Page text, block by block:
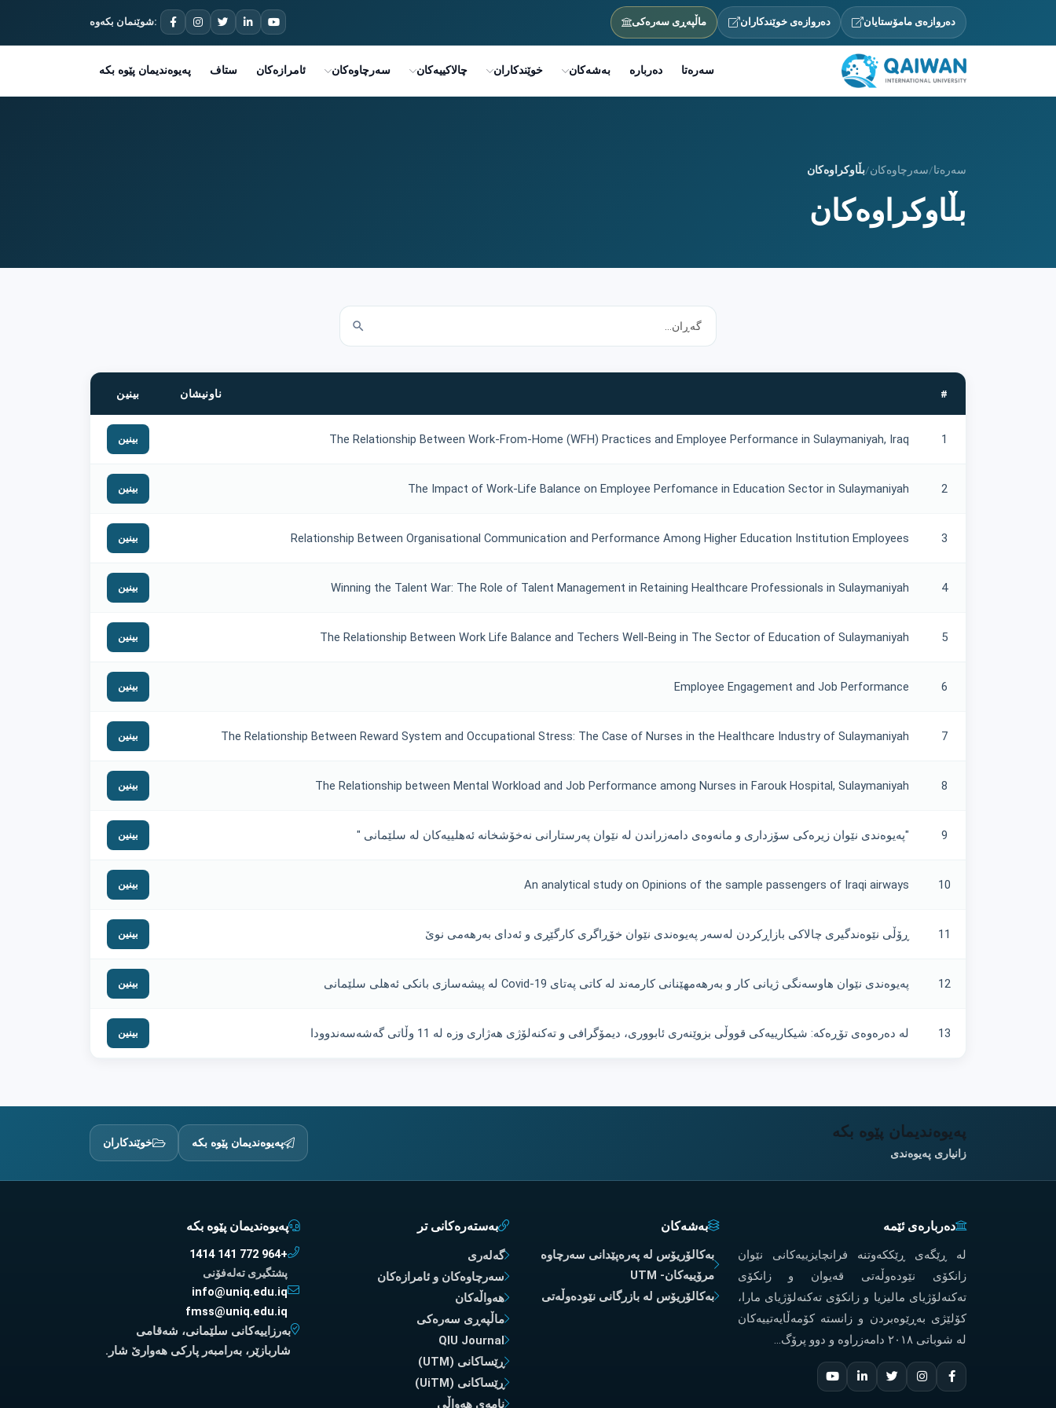
شوێنمان بکەوە: ماڵپەڕی سەرەکی دەروازەی خوێندکاران دەروازەی مامۆستایان
سەرەتا دەربارە بەشەکان خوێندکاران چالاکییەکان سەرچاوەکان ئامرازەکان ستاف پەیوەندیمان پێوە بکە
سەرەتا/سەرچاوەکان/بڵاوکراوەکان
بڵاوکراوەکان
# ناونیشان بینین
1
The Relationship Between Work-From-Home (WFH) Practices and Employee Performance in Sulaymaniyah, Iraq بینین
2
The Impact of Work-Life Balance on Employee Perfomance in Education Sector in Sulaymaniyah بینین
3
Relationship Between Organisational Communication and Performance Among Higher Education Institution Employees بینین
4
Winning the Talent War: The Role of Talent Management in Retaining Healthcare Professionals in Sulaymaniyah بینین
5
The Relationship Between Work Life Balance and Techers Well-Being in The Sector of Education of Sulaymaniyah بینین
6
Employee Engagement and Job Performance بینین
7
The Relationship Between Reward System and Occupational Stress: The Case of Nurses in the Healthcare Industry of Sulaymaniyah بینین
8
The Relationship between Mental Workload and Job Performance among Nurses in Farouk Hospital, Sulaymaniyah بینین
9 "پەیوەندی نێوان زیرەکی سۆزداری و مانەوەی دامەزراندن لە نێوان پەرستارانی نەخۆشخانە ئەهلییەکان لە سلێمانی " بینین
10
An analytical study on Opinions of the sample passengers of Iraqi airways بینین
11 ڕۆڵی نێوەندگیری چالاکی بازاڕکردن لەسەر پەیوەندی نێوان خۆڕاگری کارگێڕی و ئەدای بەرهەمی نوێ بینین
12 پەیوەندی نێوان هاوسەنگی ژیانی کار و بەرهەمهێنانی کارمەند لە کاتی پەتای Covid-19 لە پیشەسازی بانکی ئەهلی سلێمانی بینین
13 لە دەرەوەی تۆڕەکە: شیکارییەکی قووڵی بزوێنەری ئابووری، دیمۆگرافی و تەکنەلۆژی هەژاری وزە لە 11 وڵاتی گەشەسەندوودا بینین
پەیوەندیمان پێوە بکە
زانیاری پەیوەندی
پەیوەندیمان پێوە بکە خوێندکاران
دەربارەی ئێمە
لە ڕێگەی ڕێککەوتنە فرانچایزییەکانی نێوان
زانکۆی نێودەوڵەتی قەیوان و زانکۆی
تەکنەلۆژیای مالیزیا و زانکۆی تەکنەلۆژیای مارا،
کۆلێژی بەڕێوەبردن و زانستە کۆمەڵایەتییەکان
لە شوباتی ٢٠١٨ دامەزراوە و دوو پرۆگ...
بەشەکان
بەکالۆریۆس لە پەرەپێدانی سەرچاوە
مرۆییەکان- UTM
بەکالۆریۆس لە بازرگانی نێودەوڵەتی
بەستەرەکانی تر
گەلەری
سەرچاوەکان و ئامرازەکان
هەواڵەکان
ماڵپەڕی سەرەکی
QIU Journal
ڕێساکانی (UTM)
ڕێساکانی (UiTM)
نامەی هەواڵی
پەیوەندیمان پێوە بکە
+964 772 141 1414
پشتگیری تەلەفۆنی
info@uniq.edu.iq
fmss@uniq.edu.iq
بەرزاییەکانی سلێمانی، شەقامی
شاربازێر، بەرامبەر پارکی هەوارێ شار.